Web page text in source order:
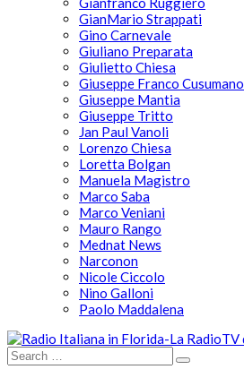
GianMario Strappati
Gino Carnevale
Giuliano Preparata
Giulietto Chiesa
Giuseppe Franco Cusumano
Giuseppe Mantia
Giuseppe Tritto
Jan Paul Vanoli
Lorenzo Chiesa
Loretta Bolgan
Manuela Magistro
Marco Saba
Marco Veniani
Mauro Rango
Mednat News
Narconon
Nicole Ciccolo
Nino Galloni
Paolo Maddalena